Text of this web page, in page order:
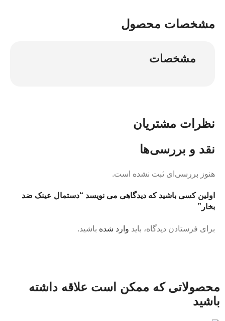
مشخصات محصول
مشخصات
نظرات مشتریان
نقد و بررسی‌ها
هنوز بررسی‌ای ثبت نشده است.
اولین کسی باشید که دیدگاهی می نویسد “دستمال عینک ضد
بخار”
برای فرستادن دیدگاه، باید وارد شده باشید.
محصولاتی که ممکن است علاقه داشته
باشید